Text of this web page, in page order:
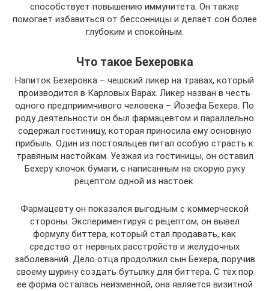
способствует повышению иммунитета. Он также
помогает избавиться от бессонницы и делает сон более
глубоким и спокойным.
Что такое Бехеровка
Напиток Бехеровка – чешский ликер на травах, который
производится в Карловых Варах. Ликер назван в честь
одного предприимчивого человека – Йозефа Бехера. По
роду деятельности он был фармацевтом и параллельно
содержал гостиницу, которая приносила ему основную
прибыль. Один из постояльцев питал особую страсть к
травяным настойкам. Уезжая из гостиницы, он оставил
Бехеру клочок бумаги, с написанным на скорую руку
рецептом одной из настоек.
Фармацевту он показался выгодным с коммерческой
стороны. Экспериментируя с рецептом, он вывел
формулу биттера, который стал продавать, как
средство от нервных расстройств и желудочных
заболеваний. Дело отца продолжил сын Бехера, поручив
своему шурину создать бутылку для биттера. С тех пор
ее форма осталась неизменной, она является визитной